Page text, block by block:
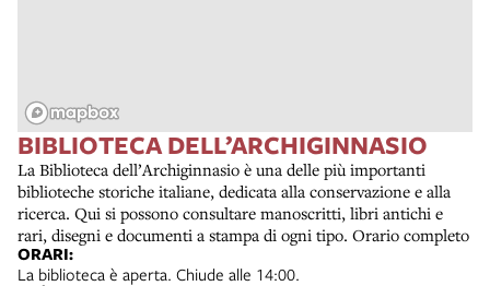
BIBLIOTECA DELL’ARCHIGINNASIO
La Biblioteca dell’Archiginnasio è una delle più importanti
biblioteche storiche italiane, dedicata alla conservazione e alla
ricerca. Qui si possono consultare manoscritti, libri antichi e
rari, disegni e documenti a stampa di ogni tipo. Orario completo
ORARI:
La biblioteca è aperta. Chiude alle 14:00.